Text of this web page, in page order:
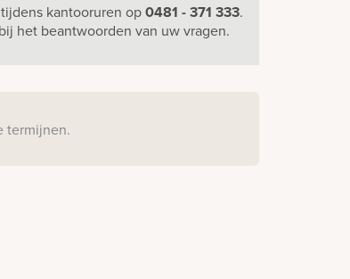
tijdens kantooruren op0481 - 371 333.
het beantwoorden van uw vragen.
termijnen.